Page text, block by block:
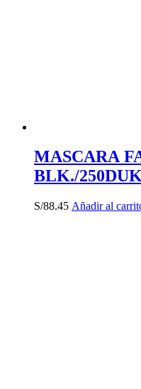
MASCARA
BLK./
S/88.45 Añadir al